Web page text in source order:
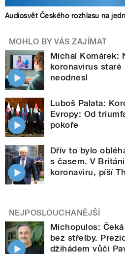
Audiosvět Českého rozhlasu na
MOHLO BY VÁS ZAJÍMAT
Michal Komárek:
koronavirus
neodnesl
Luboš Palata:
Evropy: Od
pokoře
Dřív to bylo
s časem. V
koronaviru, píší
NEJPOSLOUCHANĚJŠÍ
Michopulos:
bez střelby.
džihádem vůči